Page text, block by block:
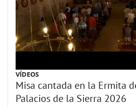
VÍDEOS
Misa cantada en la Ermita
Palacios de la Sierra 2026